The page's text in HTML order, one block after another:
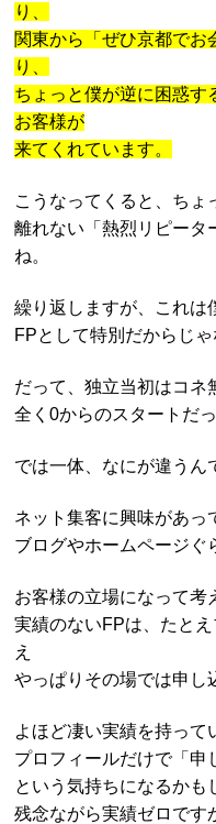
り、
関東から「ぜひ京都でお
り、
ちょっと僕が逆に困惑す
お客様が
来てくれています。
こうなってくると、ちょ
離れない「熱烈リピータ
ね。
繰り返しますが、これは
FPとして特別だからじゃ
だって、独立当初はコネ
全く0からのスタートだ
では一体、なにが違うん
ネット集客に興味があっ
ブログやホームページぐ
お客様の立場になって考
実績のないFPは、たと
え
やっぱりその場では申し
よほど凄い実績を持って
プロフィールだけで「申
という気持ちになるかも
残念ながら実績ゼロです